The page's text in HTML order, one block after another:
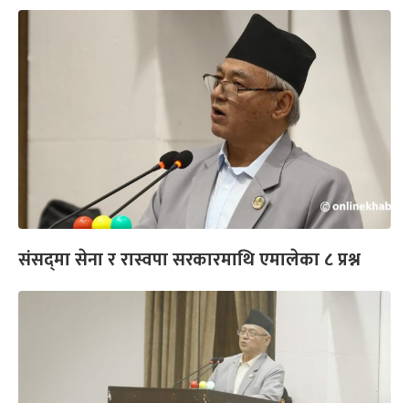
संसद्‌मा सेना र रास्वपा सरकारमाथि एमालेका ८ प्रश्न